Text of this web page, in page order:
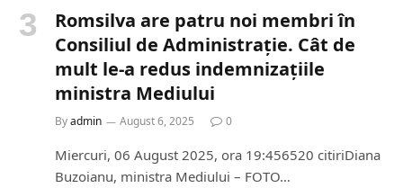
Romsilva are patru noi membri în
Consiliul de Administrație. Cât de
mult le-a redus indemnizațiile
ministra Mediului
Byadmin August 6, 2025 0
Miercuri, 06 August 2025, ora 19:456520 citiriDiana
Buzoianu, ministra Mediului – FOTO…